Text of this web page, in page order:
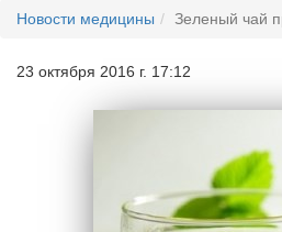
Новости медицины Зеленый чай
23 октября 2016 г. 17:12